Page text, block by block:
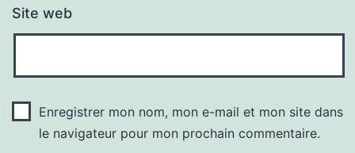
Site web
Enregistrer mon nom, mon e-mail et mon site dans
le navigateur pour mon prochain commentaire.